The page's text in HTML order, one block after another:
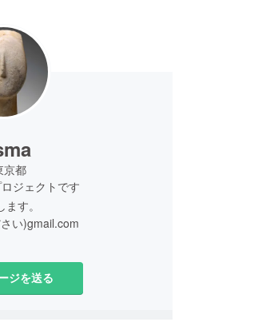
京都
ジェクトです
す。
い)gmail.com
ジを送る